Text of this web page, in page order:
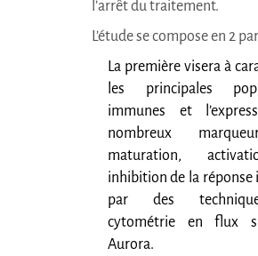
l’arrêt du traitement.
L’étude se compose en 2
La première visera à
les principales
immunes et
nombreux
maturation,
inhibition de la réponse
par des
cytométrie en flux
Aurora.